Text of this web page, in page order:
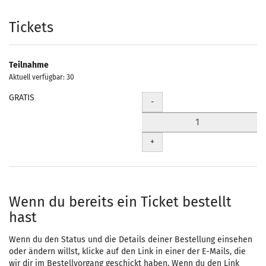
Produkte
Tickets
Teilnahme
Aktuell verfügbar: 30
GRATIS Menge
-
+
Wenn du bereits ein Ticket bestellt
hast
Wenn du den Status und die Details deiner Bestellung einsehen
oder ändern willst, klicke auf den Link in einer der E-Mails, die
wir dir im Bestellvorgang geschickt haben. Wenn du den Link